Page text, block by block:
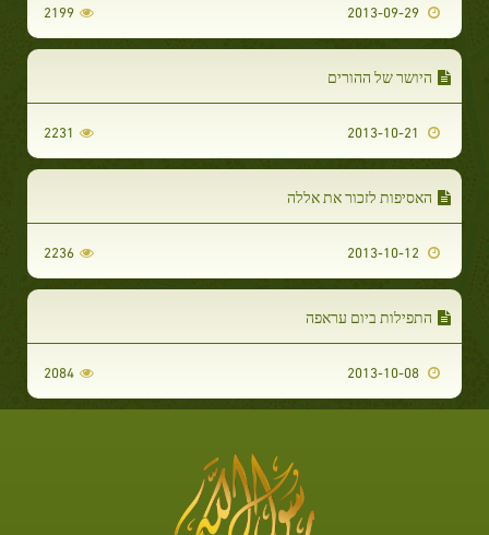
2199
היושר של ההורים
2231
האסיפות לזכור את אללה
2236
התפילות ביום עראפה
2084